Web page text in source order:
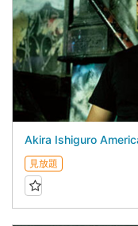
Akira Ishiguro
見放題